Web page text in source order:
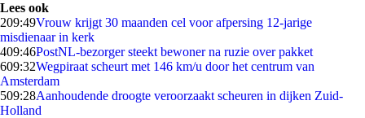
Lees ook
209:49Vrouw krijgt 30 maanden cel voor afpersing 12-jarige
misdienaar in kerk
409:46PostNL-bezorger steekt bewoner na ruzie over pakket
609:32Wegpiraat scheurt met 146 km/u door het centrum van
Amsterdam
509:28Aanhoudende droogte veroorzaakt scheuren in dijken Zuid-
Holland